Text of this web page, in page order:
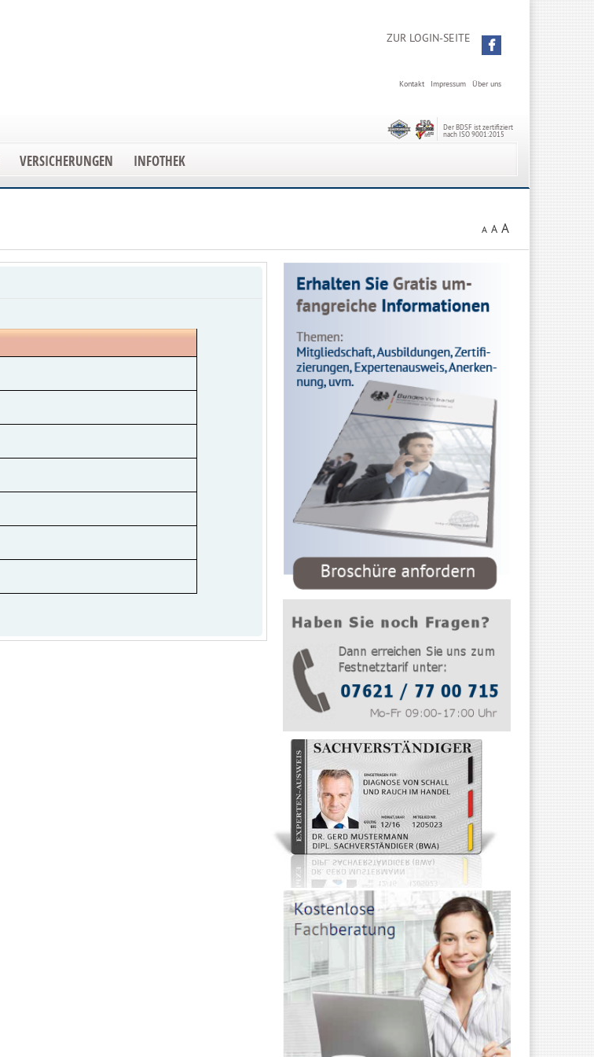
ZUR LOGIN-SEITE
Über uns
Impressum
Kontakt
Der BDSF ist zertifiziert
nach ISO 9001:2015
VERSICHERUNGEN INFOTHEK
A A A